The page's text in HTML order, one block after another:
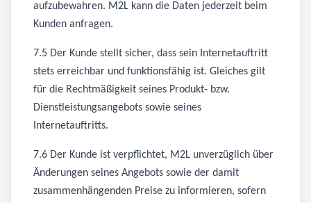
aufzubewahren. M2L kann die Daten jederzeit beim
Kunden anfragen.
7.5 Der Kunde stellt sicher, dass sein Internetauftritt
stets erreichbar und funktionsfähig ist. Gleiches gilt
für die Rechtmäßigkeit seines Produkt- bzw.
Dienstleistungsangebots sowie seines
Internetauftritts.
7.6 Der Kunde ist verpflichtet, M2L unverzüglich über
Änderungen seines Angebots sowie der damit
zusammenhängenden Preise zu informieren, sofern